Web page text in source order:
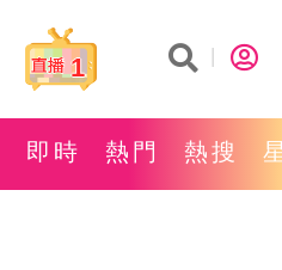
1
即時 熱門 熱搜